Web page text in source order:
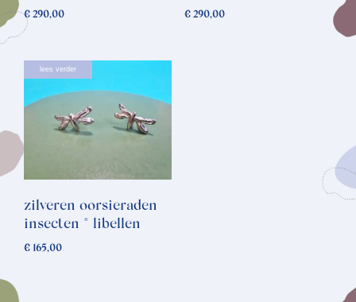
€ 290,00 €290,00
lees verder
zilveren oorsieraden
insecten * libellen
€ 165,00